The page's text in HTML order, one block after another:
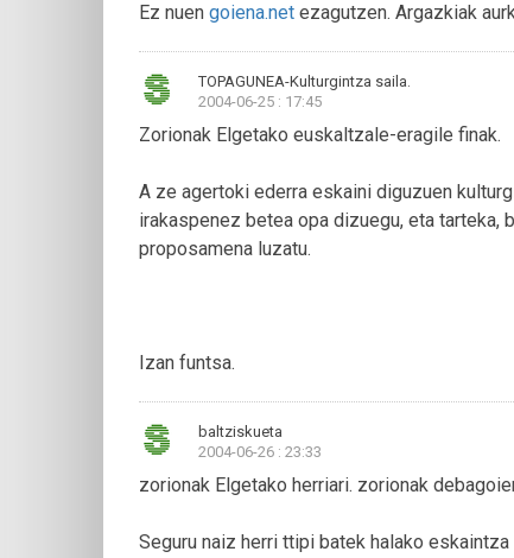
Ez nuen goiena.net ezagutzen. Argazkiak
TOPAGUNEA-Kulturgintza saila.
2004-06-25 : 17:45
Zorionak Elgetako euskaltzale-eragile finak.
A ze agertoki ederra eskaini diguzuen
irakaspenez betea opa dizuegu, eta
proposamena luzatu.
Izan funtsa.
baltziskueta
2004-06-26 : 23:33
zorionak Elgetako herriari. zorionak
Seguru naiz herri ttipi batek halako